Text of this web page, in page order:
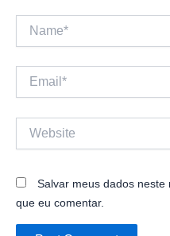
Email*
Salvar meus dados
que eu comentar.